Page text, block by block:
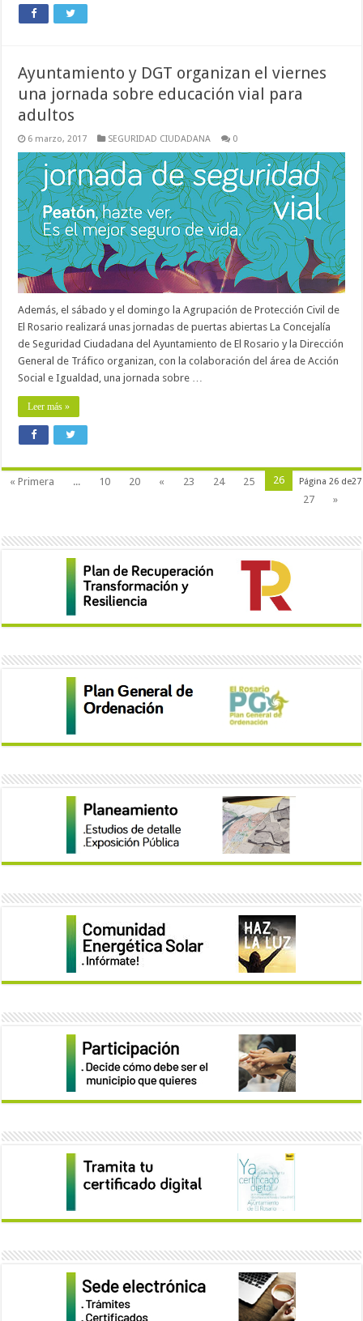
Ayuntamiento y DGT organizan el viernes
una jornada sobre educación vial para
adultos
6 marzo, 2017 SEGURIDAD CIUDADANA 0
Además, el sábado y el domingo la Agrupación de Protección Civil de
El Rosario realizará unas jornadas de puertas abiertas La Concejalía
de Seguridad Ciudadana del Ayuntamiento de El Rosario y la Dirección
General de Tráfico organizan, con la colaboración del área de Acción
Social e Igualdad, una jornada sobre …
Leer más »
Página 26 de27
« Primera ... 10 20 « 23 24 25
26
27
»